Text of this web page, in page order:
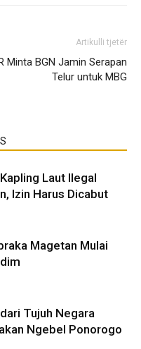
Artikulli tjetër
Minta BGN Jamin Serapan
Telur untuk MBG
Laut Ilegal
Izin Harus Dicabut
Magetan Mulai
Tujuh Negara
Ngebel Ponorogo